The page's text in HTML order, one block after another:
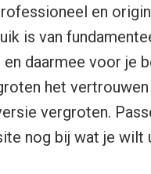
en
is van
daarmee voor je
het vertrouwen
vergroten.
nog bij wat je wilt